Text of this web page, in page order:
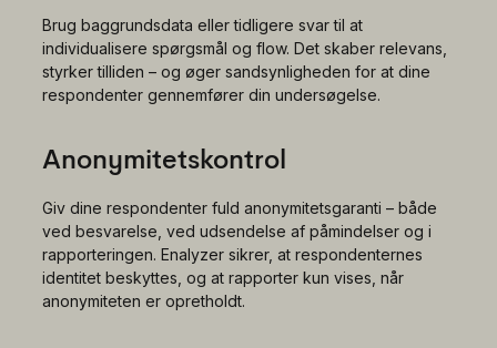
Brug baggrundsdata eller tidligere svar til at
individualisere spørgsmål og flow. Det skaber relevans,
styrker tilliden – og øger sandsynligheden for at dine
respondenter gennemfører din undersøgelse.
Anonymitetskontrol
Giv dine respondenter fuld anonymitetsgaranti – både
ved besvarelse, ved udsendelse af påmindelser og i
rapporteringen. Enalyzer sikrer, at respondenternes
identitet beskyttes, og at rapporter kun vises, når
anonymiteten er opretholdt.